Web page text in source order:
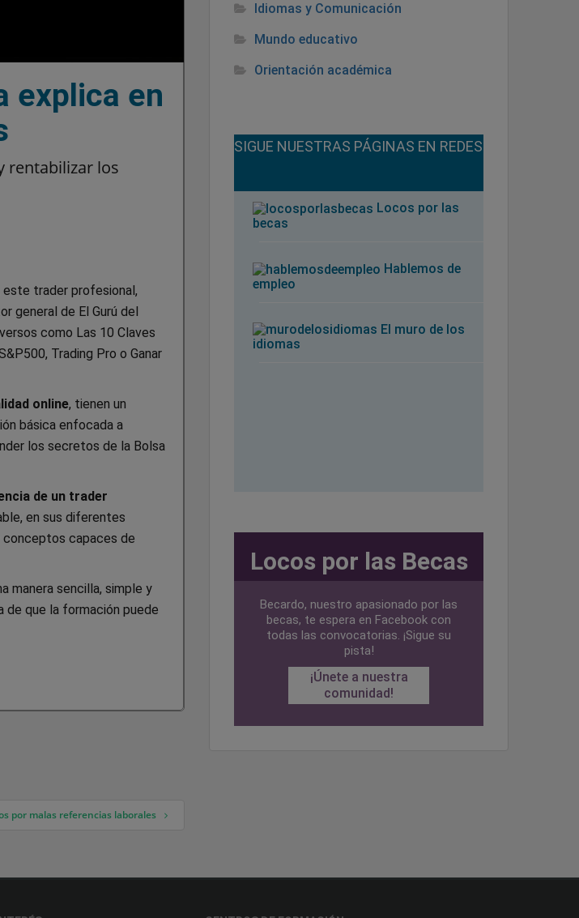
explica en
rentabilizar los
este trader profesional,
general de El Gurú del
como Las 10 Claves
Trading Pro o Ganar
online, tienen un
básica enfocada a
los secretos de la Bolsa
de un trader
en sus diferentes
conceptos capaces de
manera sencilla, simple y
de que la formación puede
por malas referencias laborales
Idiomas y Comunicación
Mundo educativo
Orientación académica
¡SIGUE NUESTRAS PÁGINAS EN REDES!
Locos por las
becas
Hablemos de
empleo
El muro de los
idiomas
Locos por las Becas
Becardo, nuestro apasionado por las
becas, te espera en Facebook con
todas las convocatorias. ¡Sigue su
pista!
¡Únete a nuestra
comunidad!